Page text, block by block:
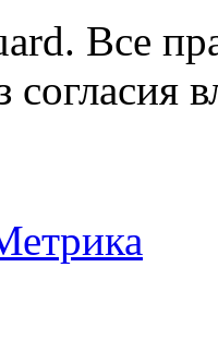
Все
согласия